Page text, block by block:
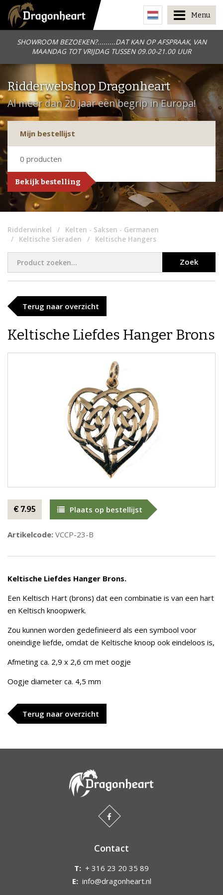
SHOWROOM BEZOEKEN?.........DAT KAN OP AFSPRAAK, VAN
MAANDAG TOT VRIJDAG TUSSEN 09.00-21.00 UUR
Menu
Ridderwebshop Dragonheart
Al meer dan 20 jaar een begrip in Europa!
Mijn bestellijst
0 producten
Bekijk bestelling
Ridderwinkel
Kelten - Saksen - Germanen
Keltische Sieraden
Keltische Hangers
Zoek
Terug naar overzicht
Keltische Liefdes Hanger Brons
€ 7.95 Plaats op bestellijst
Artikelcode: VCCP-23-B
Keltische Liefdes Hanger Brons.
Een Keltisch Hart (brons) dat een combinatie is van een hart
en Keltisch knoopwerk.
Zou kunnen worden gedefinieerd als een symbool voor
oneindige liefde, omdat de Keltische knoop ook eindeloos is,
Afmeting ca. 2,9 x 2,6 cm met oogje
Oogje diameter ca. 4,5 mm
Terug naar overzicht
Contact
T: + 316 23 20 35 89
E: info@dragonheart.nl